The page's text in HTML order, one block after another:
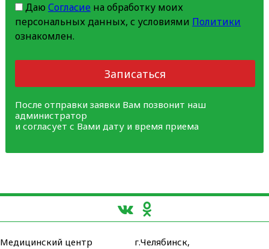
Даю Согласиена обработку моих
персональных данных, с условиями Политики
ознакомлен.
Записаться
После отправки заявки Вам позвонит наш
администратор
и согласует с Вами дату и время приема
Медицинский центр г.Челябинск,